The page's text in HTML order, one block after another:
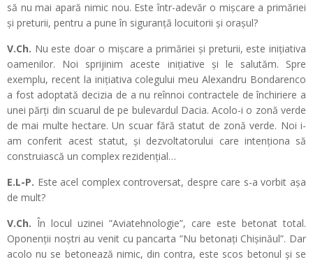
să nu mai apară nimic nou. Este într-adevăr o mișcare a primăriei
și preturii, pentru a pune în siguranță locuitorii și orașul?
V.Ch. Nu este doar o mișcare a primăriei și preturii, este inițiativa
oamenilor. Noi sprijinim aceste inițiative și le salutăm. Spre
exemplu, recent la inițiativa colegului meu Alexandru Bondarenco
a fost adoptată decizia de a nu reînnoi contractele de închiriere a
unei părți din scuarul de pe bulevardul Dacia. Acolo-i o zonă verde
de mai multe hectare. Un scuar fără statut de zonă verde. Noi i-
am conferit acest statut, și dezvoltatorului care intenționa să
construiască un complex rezidențial…
E.L-P. Este acel complex controversat, despre care s-a vorbit așa
de mult?
V.Ch. În locul uzinei ”Aviatehnologie”, care este betonat total.
Oponenții noștri au venit cu pancarta ”Nu betonați Chișinăul”. Dar
acolo nu se betonează nimic, din contra, este scos betonul și se